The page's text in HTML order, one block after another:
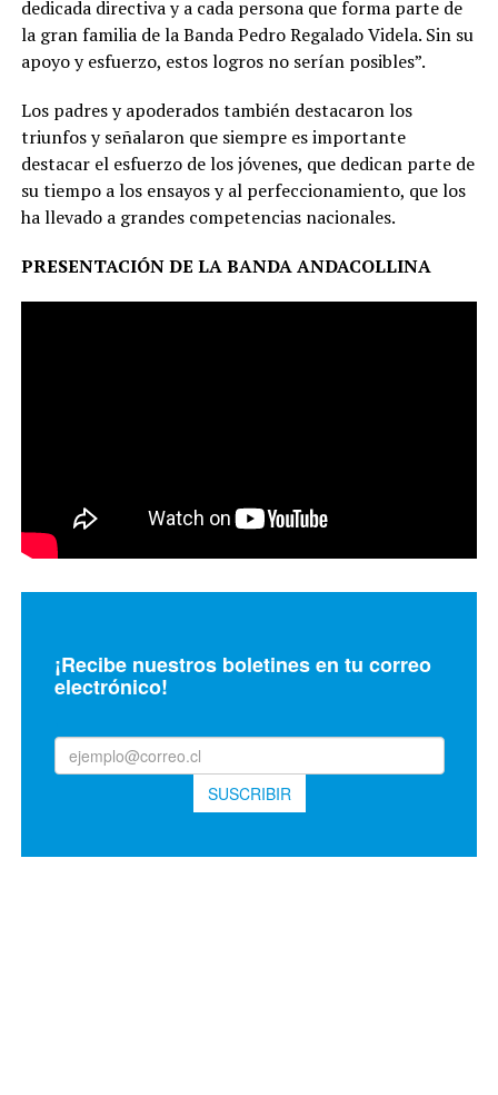
dedicada directiva y a cada persona que forma parte de
la gran familia de la Banda Pedro Regalado Videla. Sin su
apoyo y esfuerzo, estos logros no serían posibles”.
Los padres y apoderados también destacaron los
triunfos y señalaron que siempre es importante
destacar el esfuerzo de los jóvenes, que dedican parte de
su tiempo a los ensayos y al perfeccionamiento, que los
ha llevado a grandes competencias nacionales.
PRESENTACIÓN DE LA BANDA ANDACOLLINA